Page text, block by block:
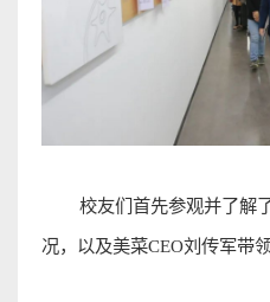
校友们首先参观并了解
况，以及美菜CEO刘传军带